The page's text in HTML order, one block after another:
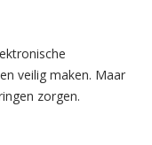
veilig maken. Maar
zorgen.